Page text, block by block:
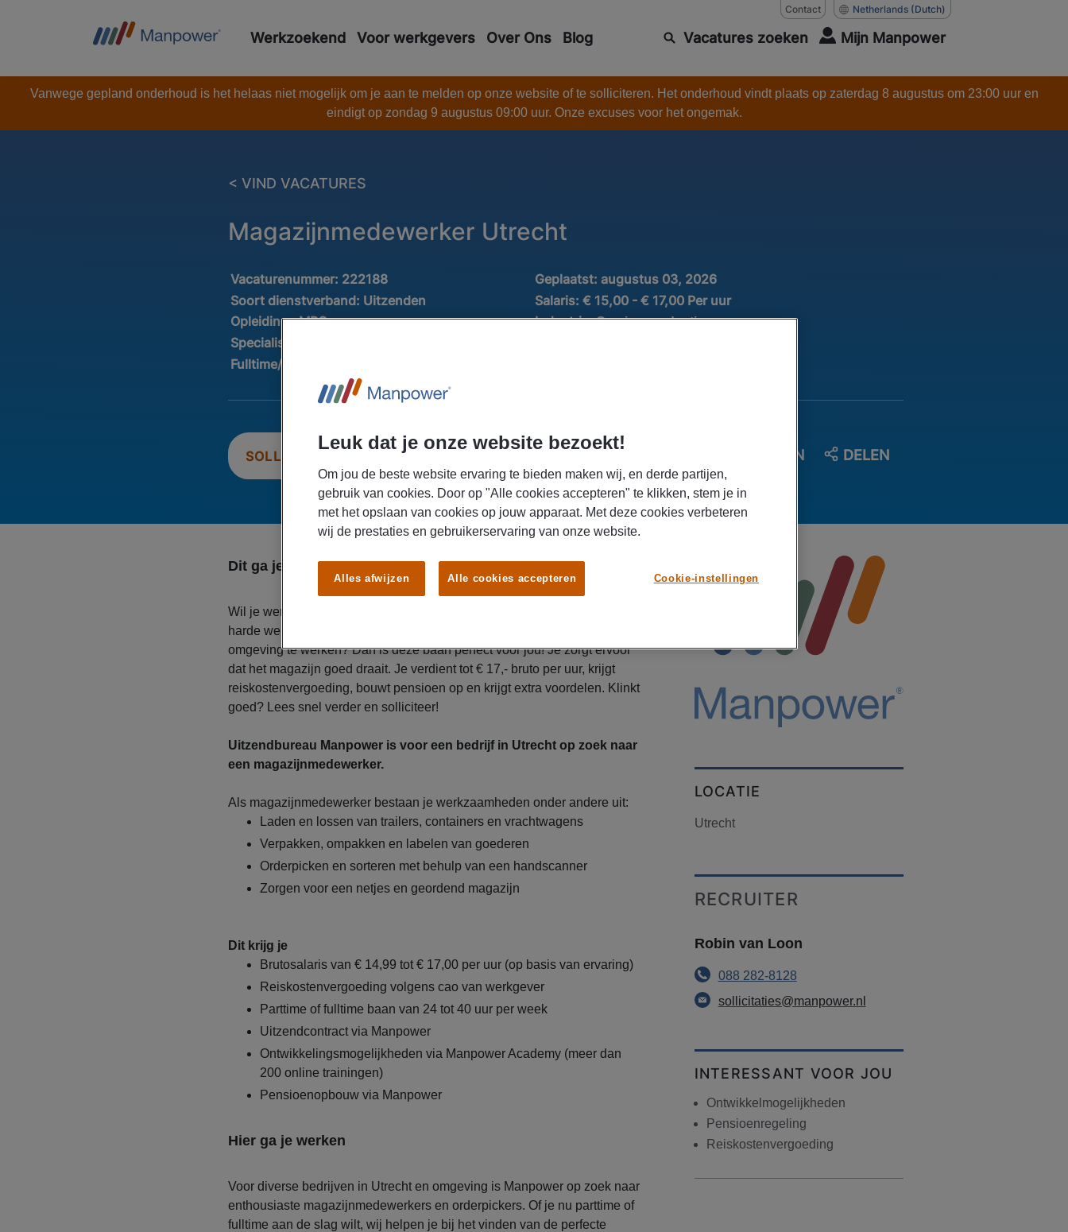
Contact Netherlands (Dutch)
Werkzoekend Voor werkgevers Over Ons Blog Vacatures zoeken Mijn Manpower
Vanwege gepland onderhoud is het helaas niet mogelijk om je aan te melden op onze website of te solliciteren. Het onderhoud vindt plaats op zaterdag 8 augustus om 23:00 uur en
eindigt op zondag 9 augustus 09:00 uur. Onze excuses voor het ongemak.
< VIND VACATURES
Magazijnmedewerker Utrecht
Vacaturenummer: 222188 Geplaatst: augustus 03, 2026
Soort dienstverband: Uitzenden Salaris: € 15,00 - € 17,00 Per uur
Opleiding : MBO Industrie:Overige productie
Specialisatie:
Fulltime/Parttime:
SOLLICITEER NU OPSLAAN DELEN
Dit ga je doen
Wil je werken als magazijnmedewerker? Dit is je kans! Ben jij ook een
harde werker die graag bezig is? Vind je het fijn om in een afwisselende
omgeving te werken? Dan is deze baan perfect voor jou! Je zorgt ervoor
dat het magazijn goed draait. Je verdient tot € 17,- bruto per uur, krijgt
reiskostenvergoeding, bouwt pensioen op en krijgt extra voordelen. Klinkt
goed? Lees snel verder en solliciteer!
Uitzendbureau Manpower is voor een bedrijf in Utrecht op zoek naar
een magazijnmedewerker.
Als magazijnmedewerker bestaan je werkzaamheden onder andere uit:
Laden en lossen van trailers, containers en vrachtwagens
Verpakken, ompakken en labelen van goederen
Orderpicken en sorteren met behulp van een handscanner
Zorgen voor een netjes en geordend magazijn
Dit krijg je
Brutosalaris van € 14,99 tot € 17,00 per uur (op basis van ervaring)
Reiskostenvergoeding volgens cao van werkgever
Parttime of fulltime baan van 24 tot 40 uur per week
Uitzendcontract via Manpower
Ontwikkelingsmogelijkheden via Manpower Academy (meer dan
200 online trainingen)
Pensioenopbouw via Manpower
Hier ga je werken
Voor diverse bedrijven in Utrecht en omgeving is Manpower op zoek naar
enthousiaste magazijnmedewerkers en orderpickers. Of je nu parttime of
fulltime aan de slag wilt, wij helpen je bij het vinden van de perfecte
LOCATIE
Utrecht
RECRUITER
Robin van Loon
088 282-8128
sollicitaties@manpower.nl
INTERESSANT VOOR JOU
Ontwikkelmogelijkheden
Pensioenregeling
Reiskostenvergoeding
Leuk dat je onze website bezoekt!
Om jou de beste website ervaring te bieden maken wij, en derde partijen,
gebruik van cookies. Door op "Alle cookies accepteren" te klikken, stem je in
met het opslaan van cookies op jouw apparaat. Met deze cookies verbeteren
wij de prestaties en gebruikerservaring van onze website.
Cookie-instellingen
Alles afwijzen Alle cookies accepteren